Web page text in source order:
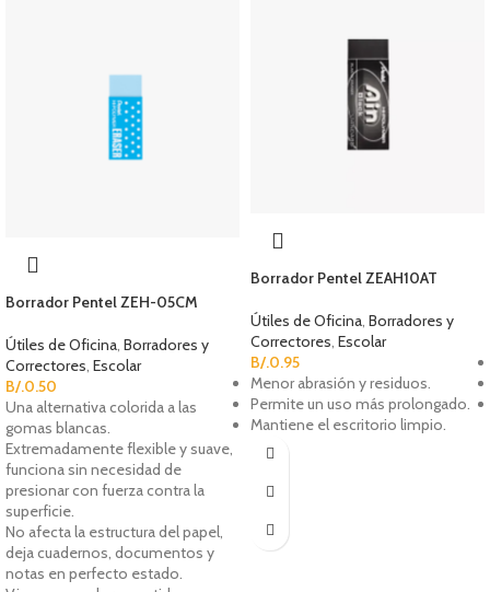
Borrador Pentel ZEH-05CM
Útiles de Oficina, Borradores y
Correctores, Escolar
B/.0.50
Una alternativa colorida a las
gomas blancas.
Extremadamente flexible y suave,
funciona sin necesidad de
presionar con fuerza contra la
superficie.
No afecta la estructura del papel,
deja cuadernos, documentos y
notas en perfecto estado.
Borrador Pentel ZEAH10AT
Útiles de Oficina, Borradores y
Correctores, Escolar
B/.0.95
Menor abrasión y residuos.
Permite un uso más prolongado.
Mantiene el escritorio limpio.